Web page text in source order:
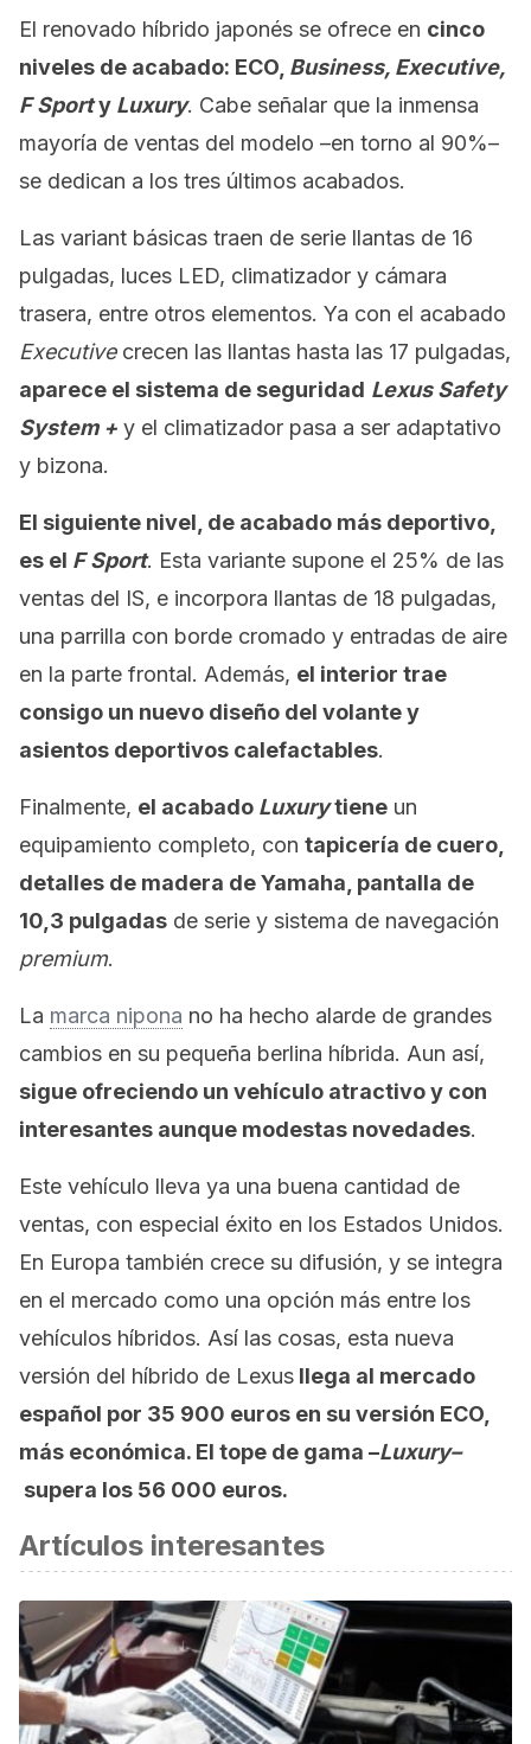
El renovado híbrido japonés se ofrece en cinco
niveles de acabado: ECO, Business, Executive,
F Sporty Luxury. Cabe señalar que la inmensa
mayoría de ventas del modelo –en torno al 90%–
se dedican a los tres últimos acabados.
Las variant básicas traen de serie llantas de 16
pulgadas, luces LED, climatizador y cámara
trasera, entre otros elementos. Ya con el acabado
Executivecrecen las llantas hasta las 17 pulgadas,
aparece el sistema de seguridad Lexus Safety
System + y el climatizador pasa a ser adaptativo
y bizona.
El siguiente nivel, de acabado más deportivo,
es el F Sport. Esta variante supone el 25% de las
ventas del IS, e incorpora llantas de 18 pulgadas,
una parrilla con borde cromado y entradas de aire
en la parte frontal. Además, el interior trae
consigo un nuevo diseño del volante y
asientos deportivos calefactables.
Finalmente, el acabado Luxurytiene un
equipamiento completo, con tapicería de cuero,
detalles de madera de Yamaha, pantalla de
10,3 pulgadas de serie y sistema de navegación
premium.
La marca nipona no ha hecho alarde de grandes
cambios en su pequeña berlina híbrida. Aun así,
sigue ofreciendo un vehículo atractivo y con
interesantes aunque modestas novedades.
Este vehículo lleva ya una buena cantidad de
ventas, con especial éxito en los Estados Unidos.
En Europa también crece su difusión, y se integra
en el mercado como una opción más entre los
vehículos híbridos. Así las cosas, esta nueva
versión del híbrido de Lexus llega al mercado
español por 35 900 euros en su versión ECO,
más económica. El tope de gama –Luxury–
supera los 56 000 euros.
Artículos interesantes